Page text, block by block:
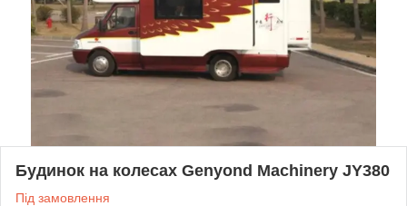
Будинок на колесах Genyond Machinery JY380
Під замовлення